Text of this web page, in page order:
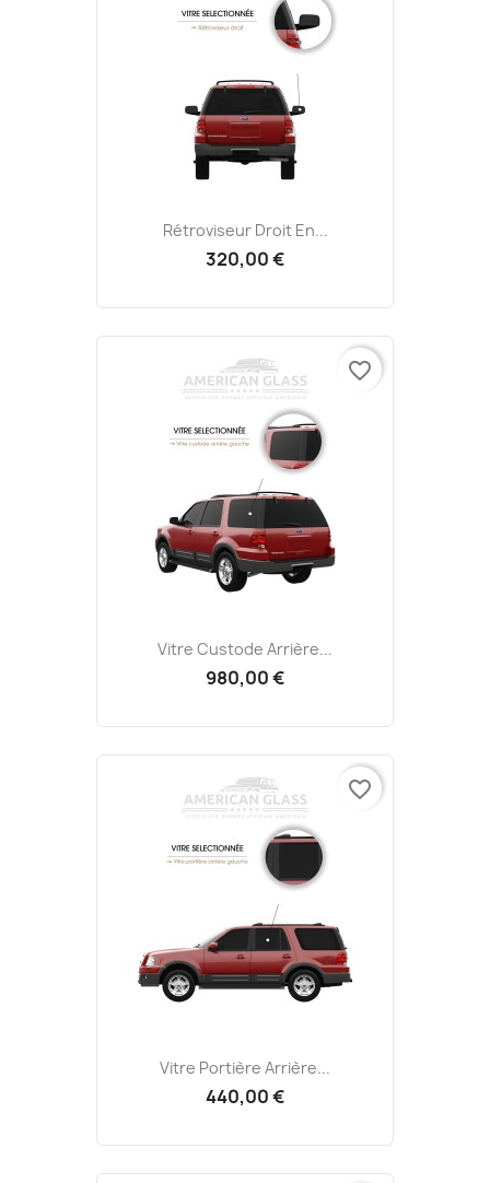
Rétroviseur Droit En...
320,00 €
Vitre Custode Arrière...
980,00 €
favorite_border
Vitre Portière Arrière...
440,00 €
favorite_border